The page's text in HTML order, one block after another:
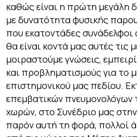
καθώς είναι η πρώτη μεγάλη
με δυνατότητα φυσικής
που εκατοντάδες
θα είναι κοντά μας αυτές τις
μοιραστούμε γνώσεις,
και προβληματισμούς για το
επιστημονικού μας πεδίου.
επεμβατικών
χωρών, στο Συνέδριο μας
παρόν αυτή τη φορά, πολλοί